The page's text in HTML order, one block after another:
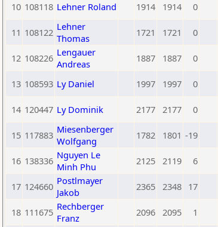
10 108118 Lehner Roland 1914 1914 0
11 108122 Lehner
Thomas
1721 1721 0
12 108226 Lengauer
Andreas
1887 1887 0
13 108593 Ly Daniel 1997 1997 0
14 120447 Ly Dominik 2177 2177 0
15 117883 Miesenberger
Wolfgang
1782 1801 -19
16 138336 Nguyen Le
Minh Phu
2125 2119 6
17 124660 Postlmayer
Jakob
2365 2348 17
18 111675 Rechberger
Franz
2096 2095 1